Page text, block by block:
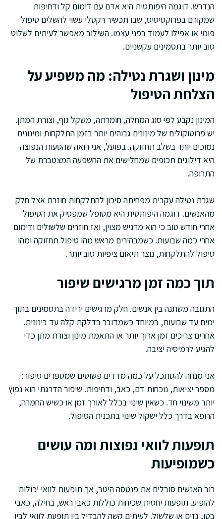
הנדרש. דוגמה היפותטית היא אדם עם דימום קל ודחיפות
שמקורם בפרוקטיטיס, שבו תכשיר רקטלי עשוי להשלים טיפול
פומי או אפילו לעמוד בפני עצמו. השילוב מאפשר לעיתים לשלוט
טוב יותר בתסמינים עקשניים.
מינון ושגרת נטילה: מה משפיע על
הצלחת הטיפול
המינון נקבע לפי סוג המחלה, חומרתה, משקל גוף, וצורת המתן.
יש פרוטוקולים של מינונים גבוהים יותר בזמן התלקחות ומינונים
נמוכים יותר בשלב תחזוקה. בפועל, אני רואה שהטעות הנפוצה
היא דילוגים תכופים שמחלישים את ההשפעה המצטברת של
התרופה.
שגרת נטילה עקבית מפחיתה סיכון להתלקחות חוזרת אצל חלק
מהאנשים. דוגמה היפותטית היא מטופל שמפסיק את הטיפול
אחרי חודש טוב כי הוא מרגיש מצוין, ואז חוזרים שלשולים ודימום
אחרי כמה שבועות. כשמבהירים מראש מהו טיפול תחזוקה ומהו
טיפול להתלקחות, נוצר תיאום ציפיות טוב יותר.
תוך כמה זמן מרגישים שיפור
התגובה משתנה בין אנשים. חלק מרגישים ירידה בתסמינים בתוך
ימים עד שבועות, במיוחד כשמדובר בדלקת קלה עד בינונית.
אחרים צריכים זמן ארוך יותר או התאמת מינון וצורת מתן כדי
להגיע לרמיסיה יציבה.
אני מנחה להסתכל על כמה מדדים פשוטים שמספרים סיפור:
מספר יציאות, נוכחות דם, כאב, ודחיפות. שיפור הדרגתי הוא נפוץ
יותר משינוי חד. כשאין שינוי בכלל לאורך זמן או כשיש החמרה,
הרופא בדרך כלל ישקול שינוי בתכנית הטיפול.
תופעות לוואי נפוצות ומה עושים
כשמופיעות
רוב האנשים סובלים את פנטסה היטב, אך תופעות לוואי יכולות
להופיע. תופעות יחסית שכיחות כוללות כאבי ראש, בחילה, כאבי
בטן, גזים או שלשול. לעיתים קשה להבדיל בין תופעת לוואי לבין